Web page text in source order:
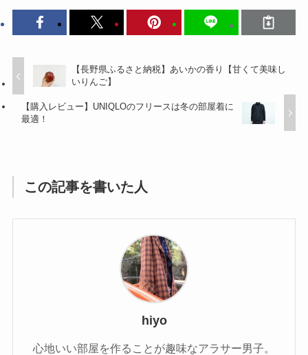
【長野県ふるさと納税】あいかの香り【甘くて美味し
いりんご】
【購入レビュー】UNIQLOのフリースは冬の部屋着に
最適！
この記事を書いた人
hiyo
心地いい部屋を作ることが趣味なアラサー男子。